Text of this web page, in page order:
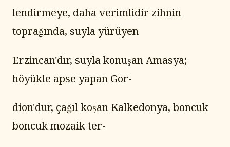
lendirmeye, daha verimlidir zihnin
toprağında, suyla yürüyen
Erzincan'dır, suyla konuşan Amasya;
höyükle apse yapan Gor-
dion'dur, çağıl koşan Kalkedonya, boncuk
boncuk mozaik ter-